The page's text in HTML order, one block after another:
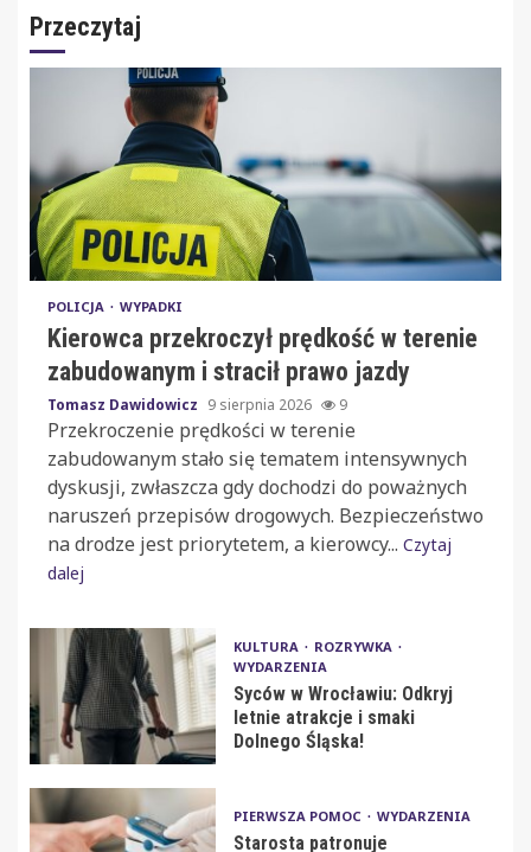
Przeczytaj
POLICJA WYPADKI
Kierowca przekroczył prędkość w terenie
zabudowanym i stracił prawo jazdy
Tomasz Dawidowicz 9 sierpnia 2026 9
Przekroczenie prędkości w terenie
zabudowanym stało się tematem intensywnych
dyskusji, zwłaszcza gdy dochodzi do poważnych
naruszeń przepisów drogowych. Bezpieczeństwo
na drodze jest priorytetem, a kierowcy... Czytaj
dalej
KULTURA
ROZRYWKA
WYDARZENIA
Syców w Wrocławiu: Odkryj
letnie atrakcje i smaki
Dolnego Śląska!
PIERWSZA POMOC WYDARZENIA
Starosta patronuje